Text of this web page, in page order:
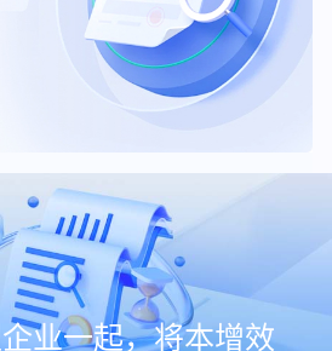
业一起，将本增效